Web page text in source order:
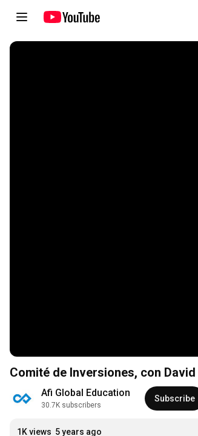
Comité de Inversiones, con David
Afi Global Education
30.7K subscribers
Subscribe
1K views 5 years ago